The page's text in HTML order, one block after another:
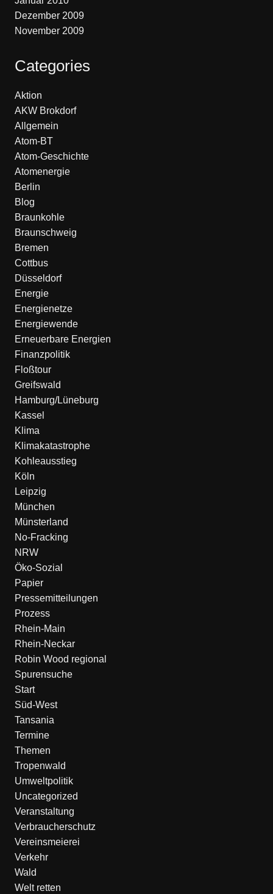
Dezember 2009
November 2009
Categories
Aktion
AKW Brokdorf
Allgemein
Atom-BT
Atom-Geschichte
Atomenergie
Berlin
Blog
Braunkohle
Braunschweig
Bremen
Cottbus
Düsseldorf
Energie
Energienetze
Energiewende
Erneuerbare Energien
Finanzpolitik
Floßtour
Greifswald
Hamburg/Lüneburg
Kassel
Klima
Klimakatastrophe
Kohleausstieg
Köln
Leipzig
München
Münsterland
No-Fracking
NRW
Öko-Sozial
Papier
Pressemitteilungen
Prozess
Rhein-Main
Rhein-Neckar
Robin Wood regional
Spurensuche
Start
Süd-West
Tansania
Termine
Themen
Tropenwald
Umweltpolitik
Uncategorized
Veranstaltung
Verbraucherschutz
Vereinsmeierei
Verkehr
Wald
Welt retten